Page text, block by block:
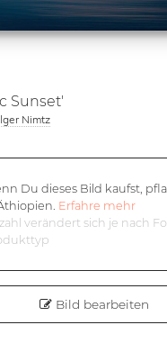
Sunset'
Nimtz
Du dieses Bild kaufst,
Erfahre mehr
verändert sich je nach
Bild bearbeiten